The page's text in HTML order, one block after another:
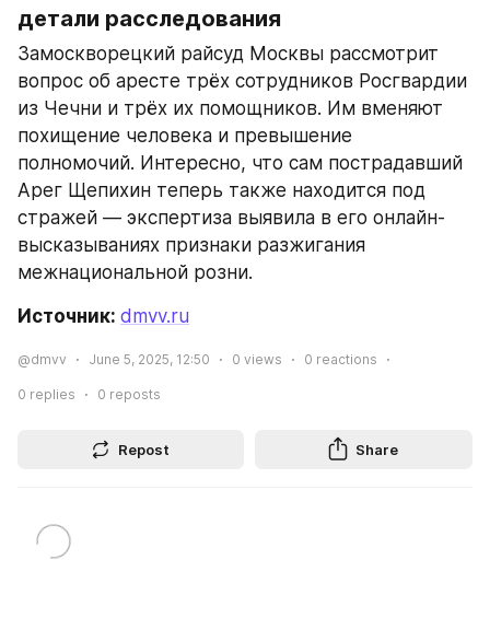
детали расследования
Замоскворецкий райсуд Москвы рассмотрит
вопрос об аресте трёх сотрудников Росгвардии
из Чечни и трёх их помощников. Им вменяют
похищение человека и превышение
полномочий. Интересно, что сам пострадавший
Арег Щепихин теперь также находится под
стражей — экспертиза выявила в его онлайн-
высказываниях признаки разжигания
межнациональной розни.
Источник: dmvv.ru
@dmvv June 5, 2025, 12:50 0 views 0 reactions
0 replies 0 reposts
Repost Share